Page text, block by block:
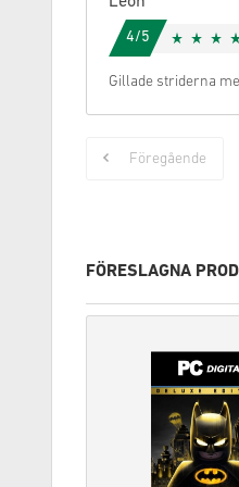
4/5
Gillade striderna
Föregående
FÖRESLAGNA